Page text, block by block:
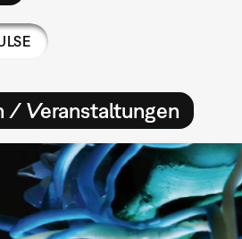
/ Veranstaltungen